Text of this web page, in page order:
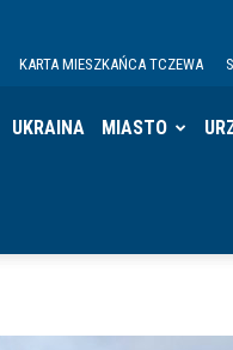
KARTA MIESZKAŃCA TCZEWA
UKRAINA MIASTO